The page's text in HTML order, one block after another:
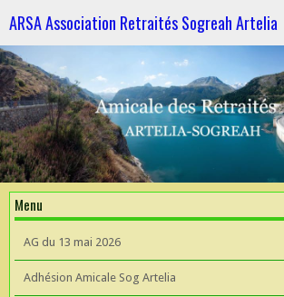
ARSA Association Retraités Sogreah Artelia
Invitation au repas le 21 novembre 2025
ARTELIA et l'Hydroélectricité
ARTELIA et l'Hydroélectricité
Souvenirs de KIrkuk
CONFERENCE DE CLAUDE TORCHON & YVES
AG 2026 du 13 mai
Menu
AG du 13 mai 2026
Adhésion Amicale Sog Artelia